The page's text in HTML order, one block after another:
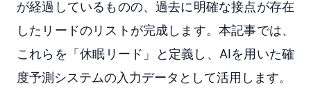
が経過しているものの、過去に明確な接点が存在
したリードのリストが完成します。本記事では、
これらを「休眠リード」と定義し、AIを用いた確
度予測システムの入力データとして活用します。